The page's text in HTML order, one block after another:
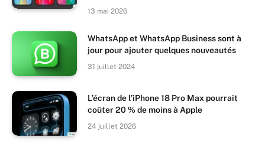
13 mai 2026
WhatsApp et WhatsApp Business sont à
jour pour ajouter quelques nouveautés
31 juillet 2024
L’écran de l’iPhone 18 Pro Max pourrait
coûter 20 % de moins à Apple
24 juillet 2026